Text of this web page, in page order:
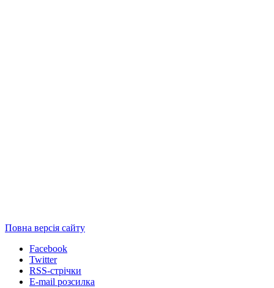
Повна версія сайту
Facebook
Twitter
RSS-стрічки
E-mail розсилка